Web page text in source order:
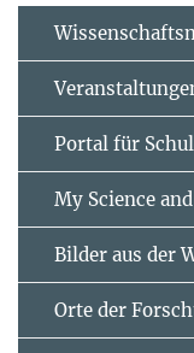
Portal für
My Science
Bilder aus der
Orte der